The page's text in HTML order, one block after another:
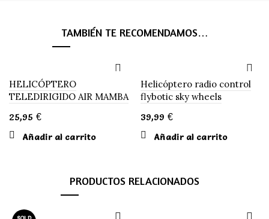
TAMBIÉN TE RECOMENDAMOS…
HELICÓPTERO
TELEDIRIGIDO AIR MAMBA
25,95 €
Añadir al carrito
Helicóptero radio control
flybotic sky wheels
39,99 €
Añadir al carrito
PRODUCTOS RELACIONADOS